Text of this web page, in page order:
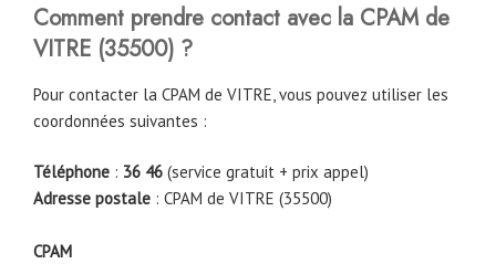
Comment prendre contact avec la CPAM de
VITRE (35500) ?
Pour contacter la CPAM de VITRE, vous pouvez utiliser les
coordonnées suivantes :
Téléphone : 36 46 (service gratuit + prix appel)
Adresse postale : CPAM de VITRE (35500)
CPAM